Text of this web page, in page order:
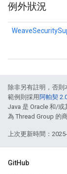
例外狀況
除非另有註明，否則
範例則採用 阿帕契
Java 是 Oracle 和/
為 Thread Group 的
上次更新時間：
GitHub